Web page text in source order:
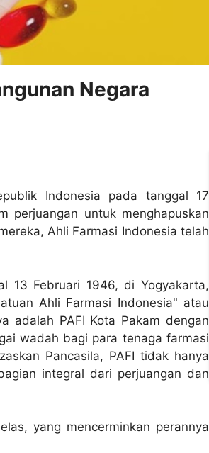
Negara
Indonesia pada tanggal 17
perjuangan untuk menghapuskan
Ahli Farmasi Indonesia telah
13 Februari 1946, di Yogyakarta,
Ahli Farmasi Indonesia" atau
adalah PAFI Kota Pakam dengan
wadah bagi para tenaga farmasi
Pancasila, PAFI tidak hanya
integral dari perjuangan dan
yang mencerminkan perannya